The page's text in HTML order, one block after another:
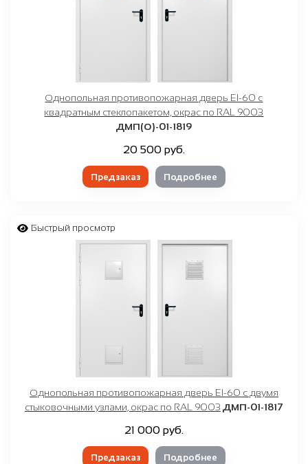
Однопольная противопожарная дверь EI-60 с
квадратным стеклопакетом, окрас по RAL 9003
ДМП(О)-01-1819
20 500 руб.
Предзаказ Подробнее
Быстрый просмотр
Однопольная противопожарная дверь EI-60 с двумя
стыковочными узлами, окрас по RAL 9003 ДМП-01-1817
21 000 руб.
Предзаказ Подробнее